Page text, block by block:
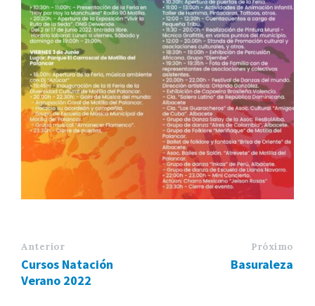
Anterior
Cursos Natación
Verano 2022
Próximo
Basuraleza